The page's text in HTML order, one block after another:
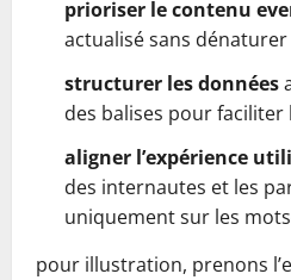
prioriser le contenu
actualisé sans
structurer les données
des balises pour faciliter
aligner l’expérience
des internautes et les
uniquement sur les
pour illustration, prenons